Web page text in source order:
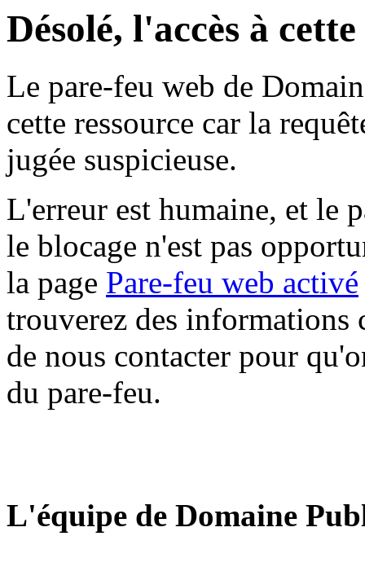
Désolé, l'accès à
Le pare-feu web de
cette ressource car la
jugée suspicieuse.
L'erreur est humaine, et le
le blocage n'est pas
la page Pare-feu web activé
trouverez des informations
de nous contacter pour
du pare-feu.
L'équipe de Domaine